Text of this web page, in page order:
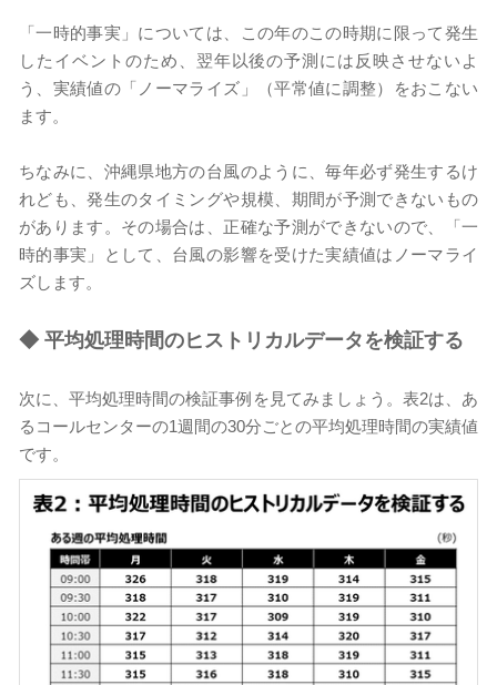
「一時的事実」については、この年のこの時期に限って発生
したイベントのため、翌年以後の予測には反映させないよ
う、実績値の「ノーマライズ」（平常値に調整）をおこない
ます。
ちなみに、沖縄県地方の台風のように、毎年必ず発生するけ
れども、発生のタイミングや規模、期間が予測できないもの
があります。その場合は、正確な予測ができないので、「一
時的事実」として、台風の影響を受けた実績値はノーマライ
ズします。
◆ 平均処理時間のヒストリカルデータを検証する
次に、平均処理時間の検証事例を見てみましょう。表2は、あ
るコールセンターの1週間の30分ごとの平均処理時間の実績値
です。